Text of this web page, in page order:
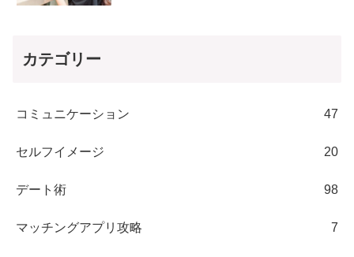
カテゴリー
コミュニケーション 47
セルフイメージ 20
デート術 98
マッチングアプリ攻略 7